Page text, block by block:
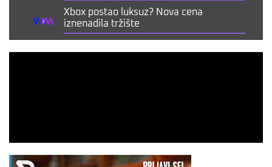
Xbox postao luksuz? Nova cena
iznenadila tržište